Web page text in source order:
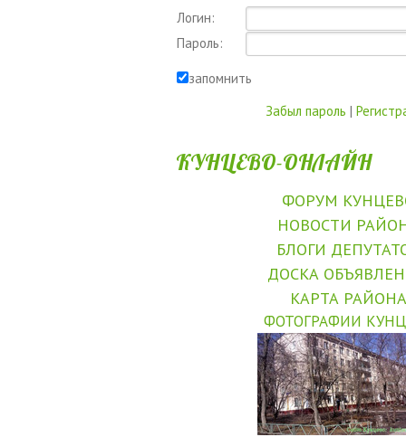
Логин:
Пароль:
запомнить
Забыл пароль |
КУНЦЕВО-ОНЛАЙН
ФОРУМ
НОВОСТИ
БЛОГИ
ДОСКА
КАРТА РАЙОНА
ФОТОГРАФИИ